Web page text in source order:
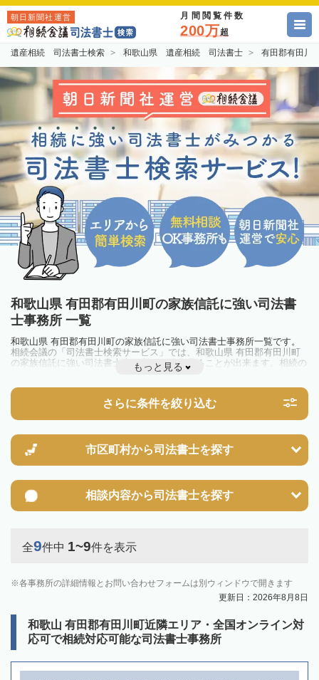
朝日新聞社運営 月間閲覧件数
200万超
遺産相続 司法書士検索 和歌山県 遺産相続 司法書士 有田郡有田
和歌山県 有田郡有田川町の家族信託に強い司法書
士事務所 一覧
和歌山県 有田郡有田川町の家族信託に強い司法書士事務所一覧です。
相続会議の「司法書士検索サービス」では、和歌山県 有田郡有田川町
の家族信託に強い司法書士事務所を一覧で見ることが出来ます。相続の
トラブルやお悩みを抱えている方は一度近隣の司法書士に相談してみま
もっと見る
さらに条件を絞り込む
市区町村から司法書士を探す
相談内容から司法書士を探す
全9件中 1~9件を表示
各事務所の詳細情報とお問い合わせフォームは別ウィンドウで開きます
更新日：2026年8月8日
和歌山 有田郡有田川町近隣エリア・全国オンライン対
応可で相続対応可能な司法書士事務所